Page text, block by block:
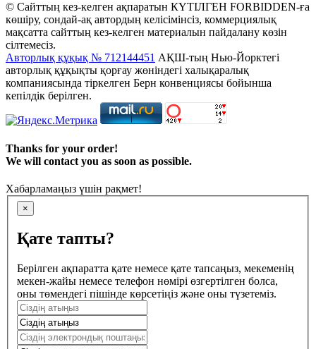
© Сайттың кез-келген ақпаратын КҮТІЛГЕН FORBIDDEN-ға
көшіру, сондай-ақ автордың келісімінсіз, коммерциялық
мақсатта сайттың кез-келген материалын пайдалану көзін
сілтемесіз.
Авторлық құқық № 712144451 АҚШ-тың Нью-Йорктегі
авторлық құқықты қорғау жөніндегі халықаралық
компаниясында тіркелген Берн конвенциясы бойынша
кепілдік берілген.
Thanks for your order!
We will contact you as soon as possible.
Хабарламаңыз үшін рақмет!
×
Қате тапты?
Берілген ақпаратта қате немесе қате тапсаңыз, мекеменің
мекен-жайы немесе телефон нөмірі өзгертілген болса,
оны төмендегі пішінде көрсетіңіз және оны түзетеміз.